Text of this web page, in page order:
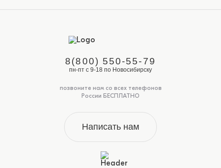
8(800) 550-55-79
пн-пт с 9-18 по Новосибирску
позвоните нам со всех телефонов
России БЕСПЛАТНО
Написать нам